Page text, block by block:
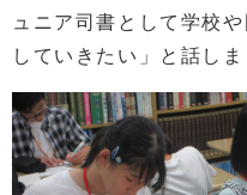
ュニア司書として学校
していきたい」と話しま